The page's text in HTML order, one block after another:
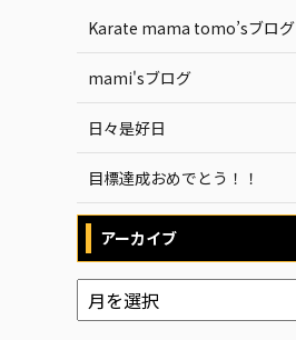
Karate mama tomo’sブログ
mami'sブログ
日々是好日
目標達成おめでとう！！
アーカイブ